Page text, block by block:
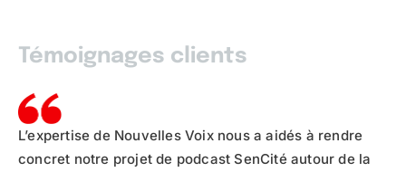
Témoignages clients
L’expertise de Nouvelles Voix nous a aidés à rendre
concret notre projet de podcast SenCité autour de la